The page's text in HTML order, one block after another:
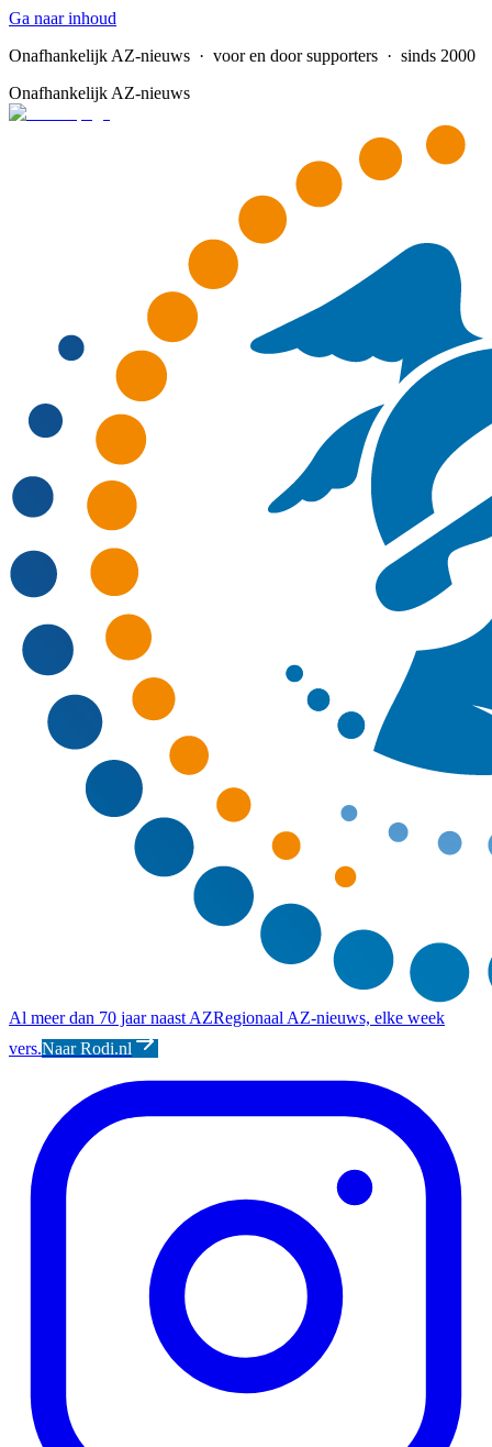
Ga naar inhoud
Onafhankelijk AZ-nieuws · voor en door supporters · sinds 2000
Onafhankelijk AZ-nieuws
Al meer dan 70 jaar naast AZRegionaal AZ-nieuws, elke week
vers.Naar Rodi.nl